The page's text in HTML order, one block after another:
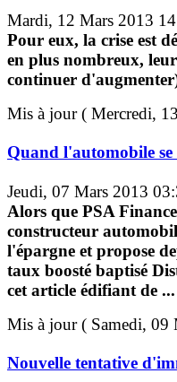
Mardi, 12 Mars 2013
Pour eux, la crise est
en plus nombreux,
continuer
Mis à jour ( Mercredi,
Quand l'automobile
Jeudi, 07 Mars 2013
Alors que PSA
constructeur
l'épargne et propose
taux boosté baptisé
cet article édifiant de ...
Mis à jour ( Samedi, 09
Nouvelle tentative